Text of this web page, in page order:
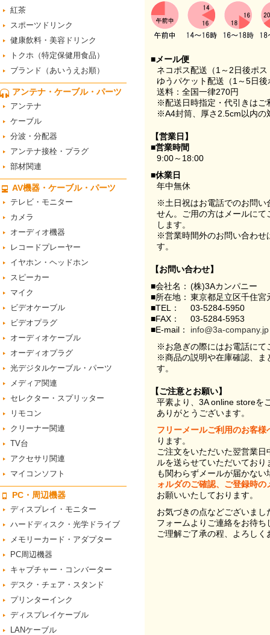
■メール便
ネコポス配送（1～2日後ポ
ゆうパケット配送（1～5日
送料：全国一律270円
※配送日時指定・代引きはご
※A4封筒、厚さ2.5cm以内の
【営業日】
■営業時間
9:00～18:00
■休業日
年中無休
※土日祝はお電話でのお問い
せん。ご用の方はメールに
します。
※営業時間外のお問い合わせ
す。
【お問い合わせ】
■会社名： (株)3Aカンパニー
■所在地： 東京都足立区千住
■TEL：
03-5284-5950
■FAX：
03-5284-5953
■E-mail：
info@3a-company.jp
※お急ぎの際にはお電話にて
※商品の説明や在庫確認、ま
す。
【ご注意とお願い】
平素より、3A online storeを
ありがとうございます。
フリーメールご利用のお客様
ります。
ご注文をいただいた翌営業
ルを送らせていただいてお
も関わらずメールが届かない
ォルダのご確認、ご登録時
お願いいたしております。
お気づきの点などございま
フォームよりご連絡をお待ち
ご理解ご了承の程、よろし
紅茶
スポーツドリンク
健康飲料・美容ドリンク
トクホ（特定保健用食品）
ブランド（あいうえお順）
アンテナ・ケーブル・パーツ
アンテナ
ケーブル
分波・分配器
アンテナ接栓・プラグ
部材関連
AV機器・ケーブル・パーツ
テレビ・モニター
カメラ
オーディオ機器
レコードプレーヤー
イヤホン・ヘッドホン
スピーカー
マイク
ビデオケーブル
ビデオプラグ
オーディオケーブル
オーディオプラグ
光デジタルケーブル・パーツ
メディア関連
セレクター・スプリッター
リモコン
クリーナー関連
TV台
アクセサリ関連
マイコンソフト
PC・周辺機器
ディスプレイ・モニター
ハードディスク・光学ドライブ
メモリーカード・アダプター
PC周辺機器
キャプチャー・コンバーター
デスク・チェア・スタンド
プリンターインク
ディスプレイケーブル
LANケーブル